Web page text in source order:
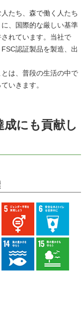
たち、森で働く人たち
、国際的な厳しい基準
れています。当社で
認証製品を製造、出
は、普段の生活の中で
いきます。
成にも貢献し